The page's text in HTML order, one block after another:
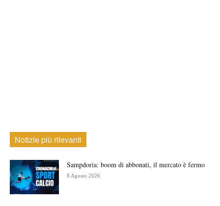
Notizie più rilevanti
Sampdoria: boom di abbonati, il mercato è fermo
8 Agosto 2026